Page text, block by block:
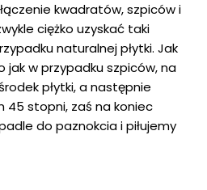
kwadratów, szpiców i
ciężko uzyskać taki
naturalnej płytki. Jak
jak w przypadku szpiców, na
płytki, a następnie
45 stopni, zaś na koniec
do paznokcia i piłujemy